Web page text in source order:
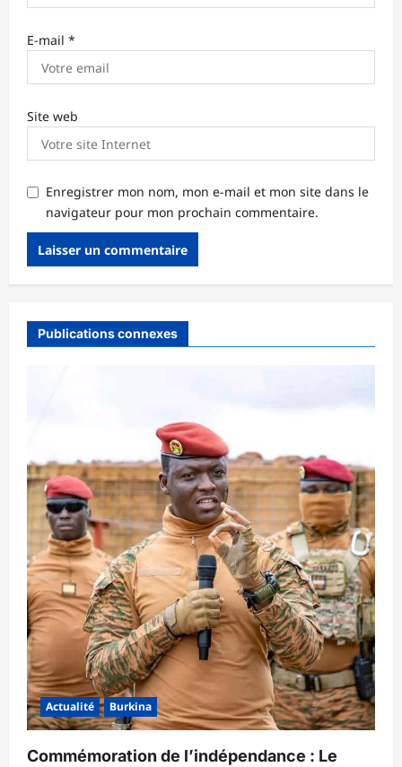
E-mail *
Site web
Enregistrer mon nom, mon e-mail et mon site dans le
navigateur pour mon prochain commentaire.
Publications connexes
Actualité Burkina
Commémoration de l’indépendance : Le